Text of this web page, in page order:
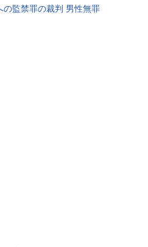
の監禁罪の裁判 男性無罪